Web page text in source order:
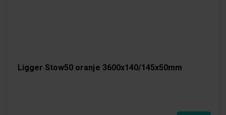
Ligger Stow50 oranje 3600x140/145x50mm